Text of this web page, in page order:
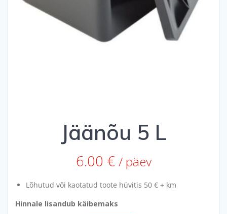
Jäänõu 5 L
6.00 € / päev
Lõhutud või kaotatud toote hüvitis 50 € + km
Hinnale lisandub käibemaks